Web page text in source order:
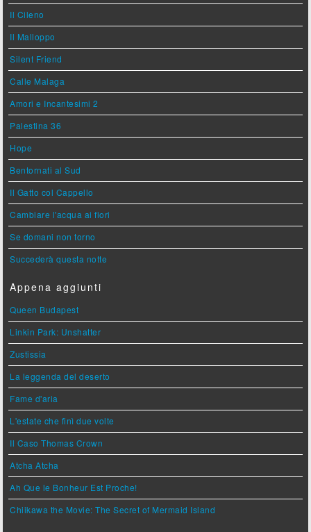
Il Cileno
Il Malloppo
Silent Friend
Calle Malaga
Amori e Incantesimi 2
Palestina 36
Hope
Bentornati al Sud
Il Gatto col Cappello
Cambiare l'acqua ai fiori
Se domani non torno
Succederà questa notte
Appena aggiunti
Queen Budapest
Linkin Park: Unshatter
Zustissia
La leggenda del deserto
Fame d'aria
L'estate che finì due volte
Il Caso Thomas Crown
Atcha Atcha
Ah Que le Bonheur Est Proche!
Chiikawa the Movie: The Secret of Mermaid Island